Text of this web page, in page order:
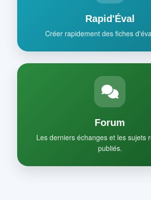
Rapid'Éval
Créer rapidement des fiches
Forum
Les derniers échanges et les sujets
publiés.